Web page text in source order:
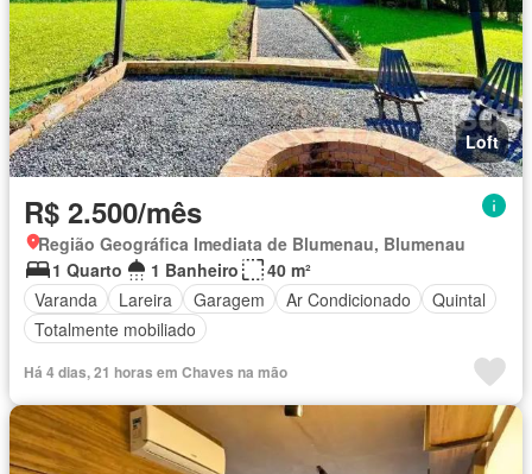
Loft
R$ 2.500/mês
Região Geográfica Imediata de Blumenau, Blumenau
1 Quarto
1 Banheiro
40 m²
Varanda
Lareira Garagem Ar Condicionado
Quintal
Totalmente mobiliado
Há 4 dias, 21 horas em Chaves na mão